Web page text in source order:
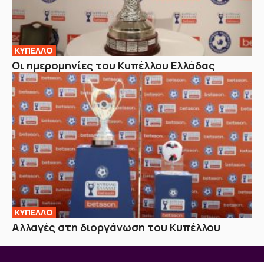
ΚΥΠΕΛΛΟ
Οι ημερομηνίες του Κυπέλλου Ελλάδας
ΚΥΠΕΛΛΟ
Αλλαγές στη διοργάνωση του Κυπέλλου